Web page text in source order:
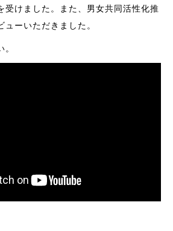
受けました。また、男女共同活性化推
ーいただきました。